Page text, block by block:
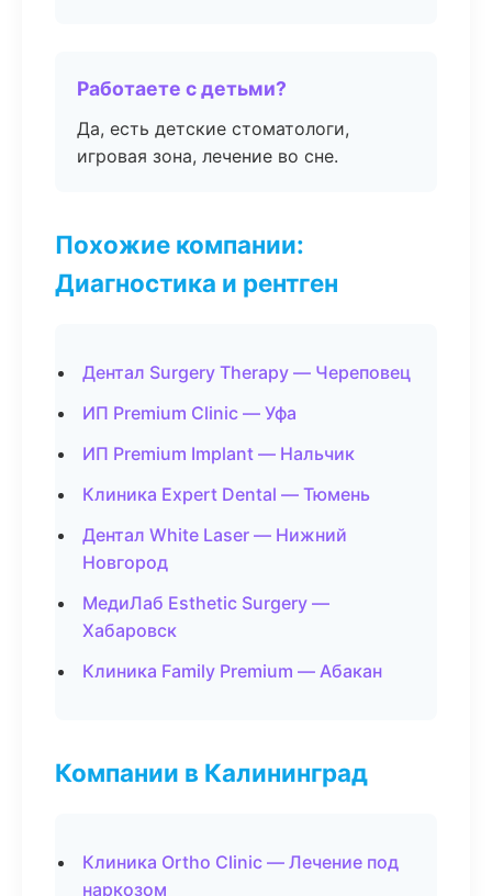
Работаете с детьми?
Да, есть детские стоматологи,
игровая зона, лечение во сне.
Похожие компании:
Диагностика и рентген
Дентал Surgery Therapy — Череповец
ИП Premium Clinic — Уфа
ИП Premium Implant — Нальчик
Клиника Expert Dental — Тюмень
Дентал White Laser — Нижний
Новгород
МедиЛаб Esthetic Surgery —
Хабаровск
Клиника Family Premium — Абакан
Компании в Калининград
Клиника Ortho Clinic — Лечение под
наркозом